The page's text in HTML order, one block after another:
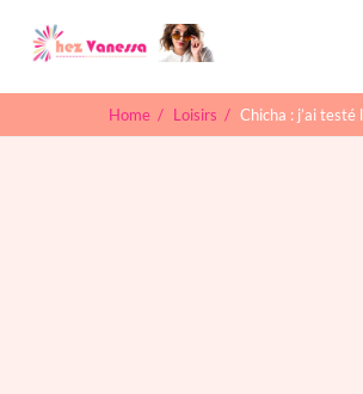
Home / Loisirs / Chicha : j’ai